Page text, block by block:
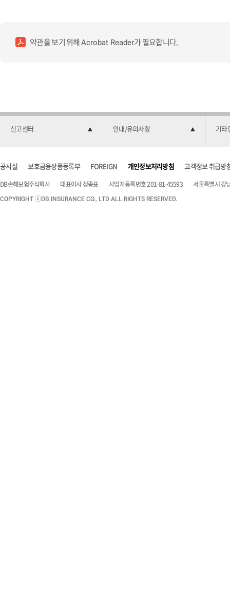
약관을 보기 위해Acrobat Reader가 필요합니다.
신고센터 안내/유의사항 기타
공시실 보호금융상품등록부 FOREIGN 개인정보처리방침 고객정보 취급방
DB손해보험주식회사 대표이사 정종표 사업자등록번호 201-81-45593 서울특별시 강
COPYRIGHT ⓒDB INSURANCE CO., LTD ALL RIGHTS RESERVED.